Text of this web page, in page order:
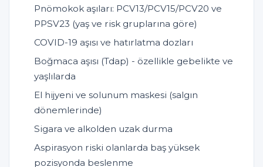
Pnömokok aşıları: PCV13/PCV15/PCV20 ve
PPSV23 (yaş ve risk gruplarına göre)
COVID-19 aşısı ve hatırlatma dozları
Boğmaca aşısı (Tdap) - özellikle gebelikte ve
yaşlılarda
El hijyeni ve solunum maskesi (salgın
dönemlerinde)
Sigara ve alkolden uzak durma
Aspirasyon riski olanlarda baş yüksek
pozisyonda beslenme